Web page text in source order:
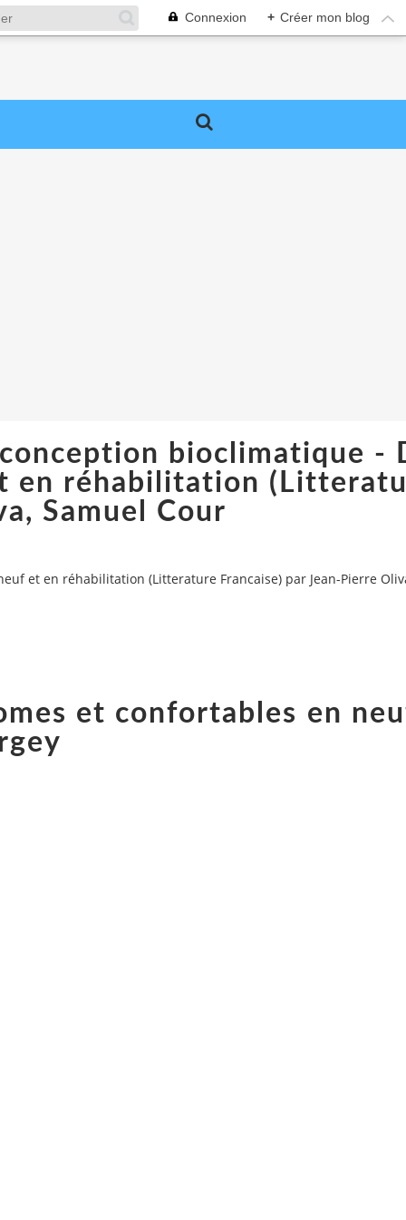
Connexion + Créer mon blog
bioclimatique -
en réhabilitation
Samuel Cour
et en réhabilitation (Litterature Francaise) par Jean-Pierre
et confortables en